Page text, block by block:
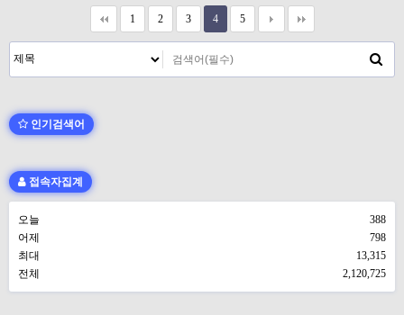
1 2 3 4 5
인기검색어
접속자집계
오늘
388
어제
798
최대
13,315
전체
2,120,725